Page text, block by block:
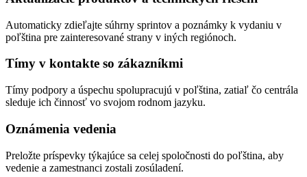
Automaticky zdieľajte súhrny sprintov a poznámky k vydaniu v
poľština pre zainteresované strany v iných regiónoch.
Tímy v kontakte so zákazníkmi
Tímy podpory a úspechu spolupracujú v poľština, zatiaľ čo centrála
sleduje ich činnosť vo svojom rodnom jazyku.
Oznámenia vedenia
Preložte príspevky týkajúce sa celej spoločnosti do poľština, aby
vedenie a zamestnanci zostali zosúladení.